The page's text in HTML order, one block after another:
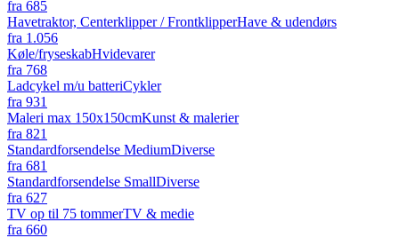
fra 685
Havetraktor, Centerklipper / FrontklipperHave & udendørs
fra 1.056
Køle/fryseskabHvidevarer
fra 768
Ladcykel m/u batteriCykler
fra 931
Maleri max 150x150cmKunst & malerier
fra 821
Standardforsendelse MediumDiverse
fra 681
Standardforsendelse SmallDiverse
fra 627
TV op til 75 tommerTV & medie
fra 660